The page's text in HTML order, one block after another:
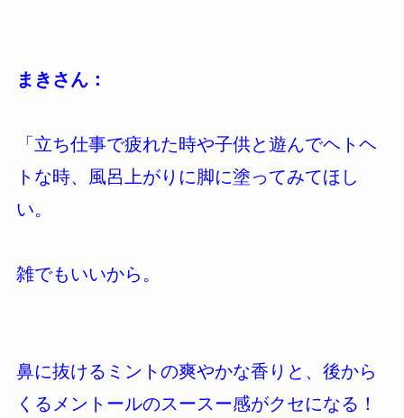
まきさん：
「立ち仕事で疲れた時や子供と遊んでヘトヘ
トな時、風呂上がりに脚に塗ってみてほし
い。
雑でもいいから。
鼻に抜けるミントの爽やかな香りと、後から
くるメントールのスースー感がクセになる！